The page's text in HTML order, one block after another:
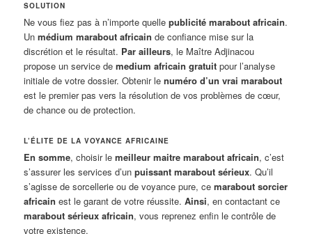
SOLUTION
Ne vous fiez pas à n’importe quellepublicité marabout africain.
Unmédium marabout africain de confiance mise sur la
discrétion et le résultat. Par ailleurs, le Maître Adjinacou
propose un service demedium africain gratuit pour l’analyse
initiale de votre dossier. Obtenir lenuméro d’un vrai marabout
est le premier pas vers la résolution de vos problèmes de cœur,
de chance ou de protection.
L’ÉLITE DE LA VOYANCE AFRICAINE
En somme, choisir lemeilleur maitre marabout africain, c’est
s’assurer les services d’unpuissant marabout sérieux. Qu’il
s’agisse de sorcellerie ou de voyance pure, cemarabout sorcier
africain est le garant de votre réussite.Ainsi, en contactant ce
marabout sérieux africain, vous reprenez enfin le contrôle de
votre existence.